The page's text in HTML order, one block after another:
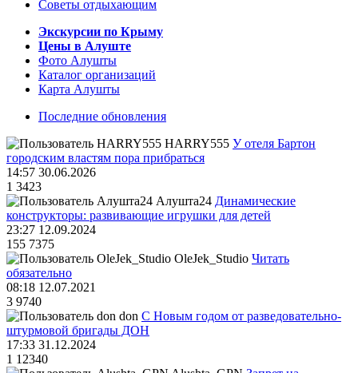
Советы отдыхающим
Экскурсии по Крыму
Цены в Алуште
Фото Алушты
Каталог организаций
Карта Алушты
Последние обновления
HARRY555 У отеля Бартон
городским властям пора прибраться
14:57 30.06.2026
1 3423
Алушта24 Динамические
конструкторы: развивающие игрушки для детей
23:27 12.09.2024
155 7375
OleJek_Studio Читать
обязательно
08:18 12.07.2021
3 9740
don С Новым годом от разведовательно-
штурмовой бригады ДОН
17:33 31.12.2024
1 12340